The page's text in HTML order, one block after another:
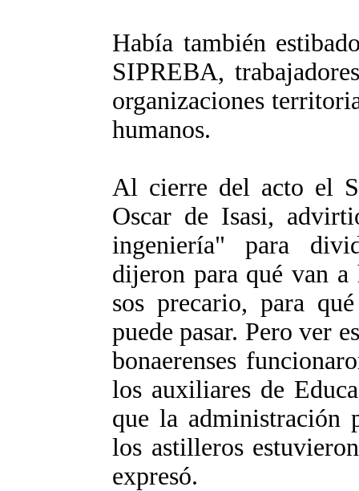
Había también
SIPREBA,
organizaciones
humanos.
Al cierre del acto el
Oscar de Isasi,
ingeniería" para
dijeron para qué van
sos precario, para
puede pasar. Pero ver
bonaerenses
los auxiliares de
que la administración
los astilleros
expresó.